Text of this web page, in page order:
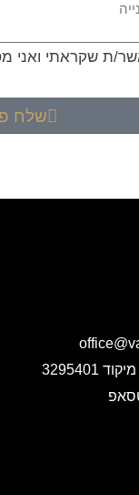
ת שקראתי ואני
שלח